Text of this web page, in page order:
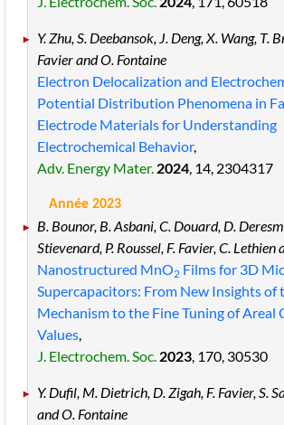
Y. Zhu, S. Deebansok, J. Deng, X. Wang, T.
Favier and O. Fontaine
Electron Delocalization and
Potential Distribution Phenomena in
Electrode Materials for Understanding
Electrochemical Behavior,
Adv. Energy Mater.2024, 14, 2304317
Année 2023
B. Bounor, B. Asbani, C. Douard, D.
Stievenard, P. Roussel, F. Favier, C. Lethien
Nanostructured MnO2Films for 3D
Supercapacitors: From New Insights of
Mechanism to the Fine Tuning of Areal
Values,
J. Electrochem. Soc.2023, 170, 30530
Y. Dufil, M. Dietrich, D. Zigah, F. Favier, S.
and O. Fontaine